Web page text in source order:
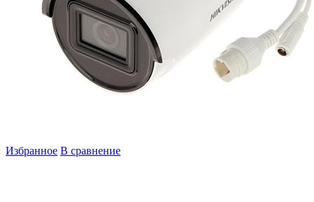
Избранное В сравнение